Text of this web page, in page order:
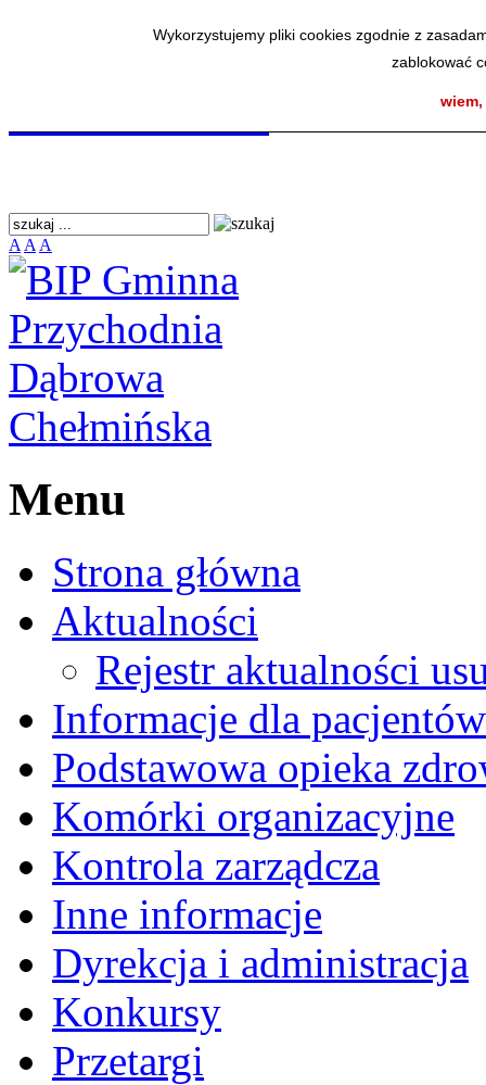
Wykorzystujemy pliki cookies zgodnie z
zablokować
BIP Gminna
A A A
Menu
Strona główna
Aktualności
Rejestr aktualności
Informacje dla pacjentów
Podstawowa opieka
Komórki organizacyjne
Kontrola zarządcza
Inne informacje
Dyrekcja i administracja
Konkursy
Przetargi